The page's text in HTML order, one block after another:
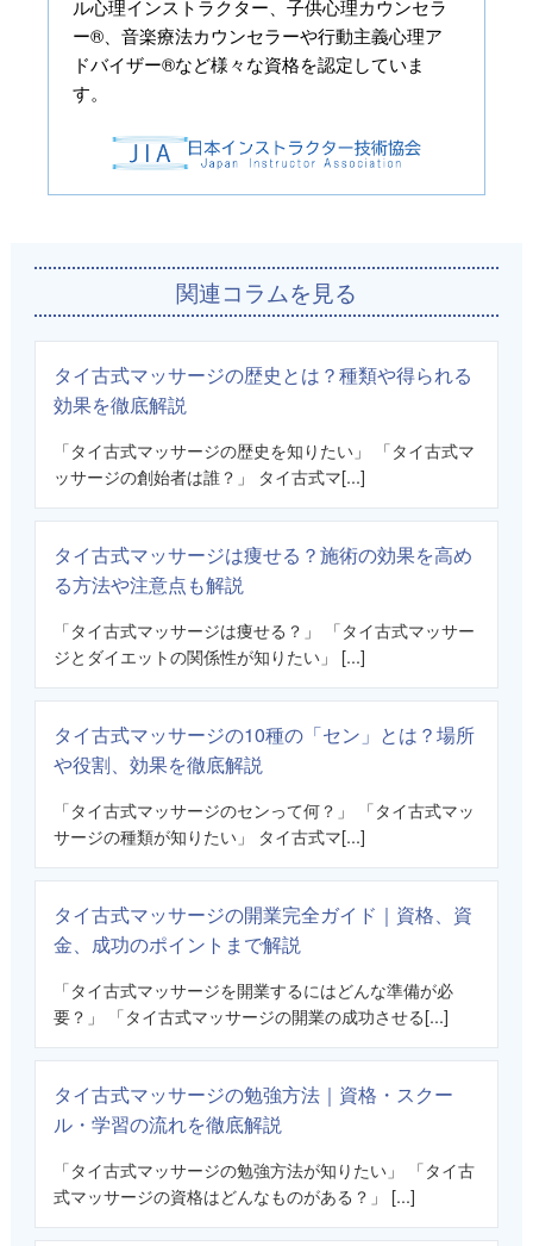
ル心理インストラクター、子供心理カウンセラ
ー®、音楽療法カウンセラーや行動主義心理ア
ドバイザー®など様々な資格を認定していま
す。
関連コラムを見る
タイ古式マッサージの歴史とは？種類や得られる
効果を徹底解説
「タイ古式マッサージの歴史を知りたい」 「タイ古式マ
ッサージの創始者は誰？」 タイ古式マ[...]
タイ古式マッサージは痩せる？施術の効果を高め
る方法や注意点も解説
「タイ古式マッサージは痩せる？」 「タイ古式マッサー
ジとダイエットの関係性が知りたい」 [...]
タイ古式マッサージの10種の「セン」とは？場所
や役割、効果を徹底解説
「タイ古式マッサージのセンって何？」 「タイ古式マッ
サージの種類が知りたい」 タイ古式マ[...]
タイ古式マッサージの開業完全ガイド｜資格、資
金、成功のポイントまで解説
「タイ古式マッサージを開業するにはどんな準備が必
要？」 「タイ古式マッサージの開業の成功させる[...]
タイ古式マッサージの勉強方法｜資格・スクー
ル・学習の流れを徹底解説
「タイ古式マッサージの勉強方法が知りたい」 「タイ古
式マッサージの資格はどんなものがある？」 [...]